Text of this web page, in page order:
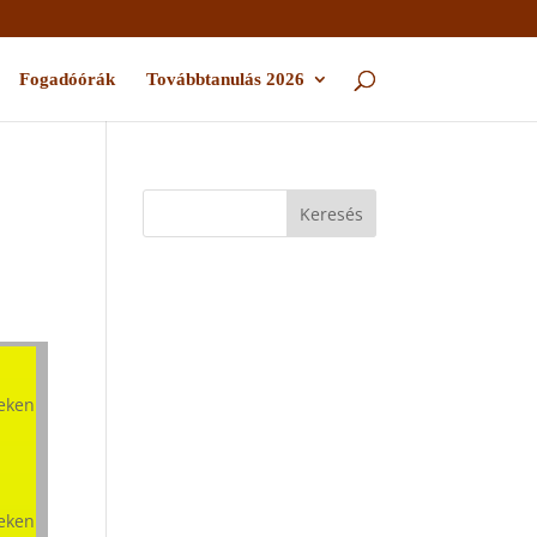
Fogadóórák Továbbtanulás 2026